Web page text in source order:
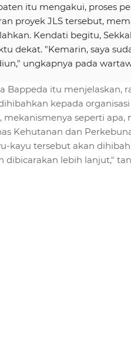
itu mengakui, proses
proyek JLS tersebut,
Kendati begitu,
dekat. "Kemarin, saya
ungkapnya pada
Bappeda itu menjelaskan,
kepada
mekanismenya seperti
Kehutanan dan
kayu tersebut akan
dibicarakan lebih lanjut,"